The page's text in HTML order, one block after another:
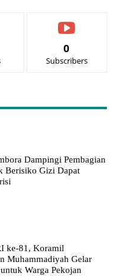
0
Subscribers
Dampingi Pembagian
Berisiko Gizi Dapat
ke-81, Koramil
Muhammadiyah Gelar
Warga Pekojan